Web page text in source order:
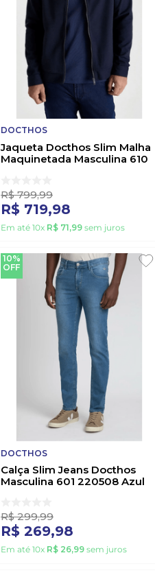
DOCTHOS
Jaqueta Docthos Slim Malha
Maquinetada Masculina 610
R$ 799,99
R$ 719,98
Em até 10x R$ 71,99sem juros
10%
OFF
DOCTHOS
Calça Slim Jeans Docthos
Masculina 601 220508 Azul
R$ 299,99
R$ 269,98
Em até 10x R$ 26,99sem juros